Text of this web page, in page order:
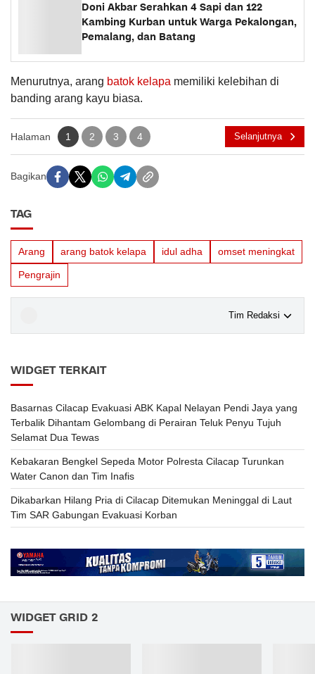
Doni Akbar Serahkan 4 Sapi dan 122
Kambing Kurban untuk Warga Pekalongan,
Pemalang, dan Batang
Menurutnya, arang batok kelapa memiliki kelebihan di
banding arang kayu biasa.
Halaman 1 2 3 4 Selanjutnya
Bagikan
TAG
Arang arang batok kelapa idul adha omset meningkat
Pengrajin
Tim Redaksi
WIDGET TERKAIT
Basarnas Cilacap Evakuasi ABK Kapal Nelayan Pendi Jaya yang
Terbalik Dihantam Gelombang di Perairan Teluk Penyu Tujuh
Selamat Dua Tewas
Kebakaran Bengkel Sepeda Motor Polresta Cilacap Turunkan
Water Canon dan Tim Inafis
Dikabarkan Hilang Pria di Cilacap Ditemukan Meninggal di Laut
Tim SAR Gabungan Evakuasi Korban
WIDGET GRID 2